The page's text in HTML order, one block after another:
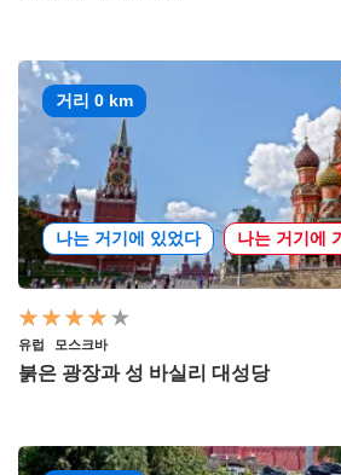
거리 0 km
나는 거기에 있었다 나는 거기에
유럽 모스크바
붉은 광장과 성 바실리 대성당